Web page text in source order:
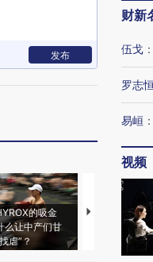
发布
的吸金
么让中产们甘
虐”？
马航飞行员跨
粒摇头丸 尿
财新
伍戈 ：
罗志恒
易峘 ：
视频